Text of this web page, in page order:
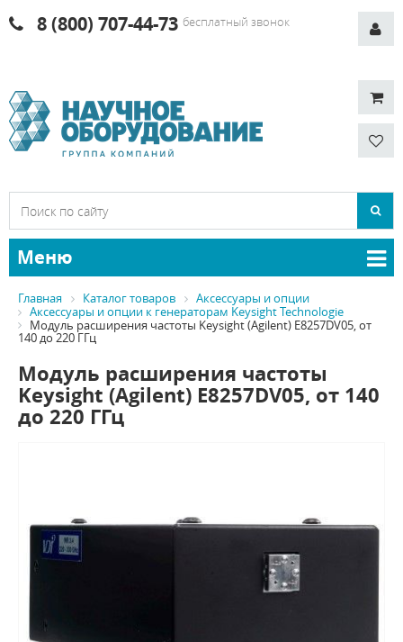
8 (800) 707-44-73 бесплатный звонок
Меню
Главная Каталог товаров
Аксессуары и опции
Аксессуары и опции к генераторам Keysight Technologie
Модуль расширения частоты Keysight (Agilent) E8257DV05, от
140 до 220 ГГц
Модуль расширения частоты
Keysight (Agilent) E8257DV05, от 140
до 220 ГГц